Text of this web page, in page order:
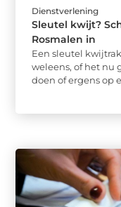
Dienstverlening
Sleutel kwijt?
Rosmalen in
Een sleutel
weleens, of het nu
doen of ergens op